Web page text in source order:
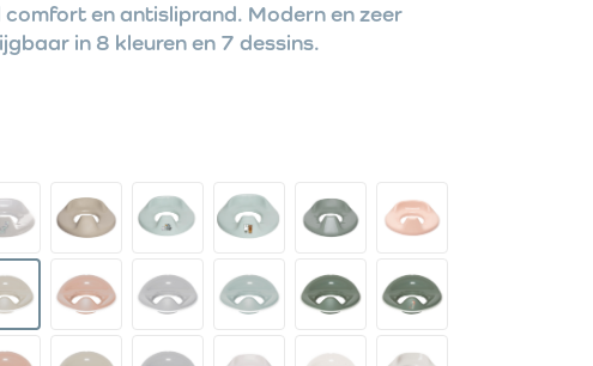
en antisliprand. Modern en zeer
in 8 kleuren en 7 dessins.